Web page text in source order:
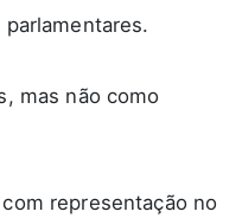
mas não como
representação no